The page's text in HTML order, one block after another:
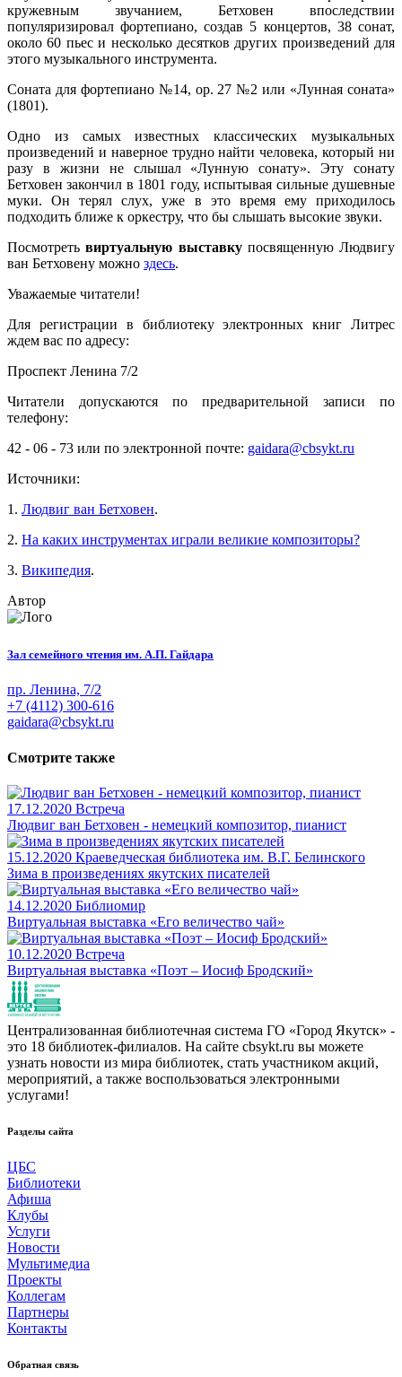
кружевным звучанием, Бетховен впоследствии
популяризировал фортепиано, создав 5 концертов, 38 сонат,
около 60 пьес и несколько десятков других произведений для
этого музыкального инструмента.
Соната для фортепиано №14, ор. 27 №2 или «Лунная соната»
(1801).
Одно из самых известных классических музыкальных
произведений и наверное трудно найти человека, который ни
разу в жизни не слышал «Лунную сонату». Эту сонату
Бетховен закончил в 1801 году, испытывая сильные душевные
муки. Он терял слух, уже в это время ему приходилось
подходить ближе к оркестру, что бы слышать высокие звуки.
Посмотретьвиртуальную выставкупосвященную Людвигу
ван Бетховену можно здесь.
Уважаемые читатели!
Для регистрации в библиотеку электронных книг Литрес
ждем вас по адресу:
Проспект Ленина 7/2
Читатели допускаются по предварительной записи по
телефону:
42 - 06 - 73 или по электронной почте: gaidara@cbsykt.ru
Источники:
1. Людвиг ван Бетховен.
2. На каких инструментах играли великие композиторы?
3. Википедия.
Автор
Зал семейного чтения им. А.П. Гайдара
пр. Ленина, 7/2
+7 (4112) 300-616
gaidara@cbsykt.ru
Смотрите также
17.12.2020 Встреча
Людвиг ван Бетховен - немецкий композитор, пианист
15.12.2020 Краеведческая библиотека им. В.Г. Белинского
Зима в произведениях якутских писателей
14.12.2020 Библиомир
Виртуальная выставка «Его величество чай»
10.12.2020 Встреча
Виртуальная выставка «Поэт – Иосиф Бродский»
Централизованная библиотечная система ГО «Город Якутск» -
это 18 библиотек-филиалов. На сайте cbsykt.ru вы можете
узнать новости из мира библиотек, стать участником акций,
мероприятий, а также воспользоваться электронными
услугами!
Разделы сайта
ЦБС
Библиотеки
Афиша
Клубы
Услуги
Новости
Мультимедиа
Проекты
Коллегам
Партнеры
Контакты
Обратная связь